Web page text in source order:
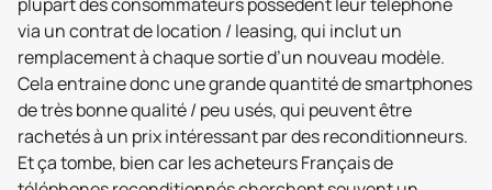
via un contrat de location / leasing, qui inclut un
remplacement à chaque sortie d’un nouveau modèle.
Cela entraine donc une grande quantité de smartphones
de très bonne qualité / peu usés, qui peuvent être
rachetés à un prix intéressant par des reconditionneurs.
Et ça tombe, bien car les acheteurs Français de